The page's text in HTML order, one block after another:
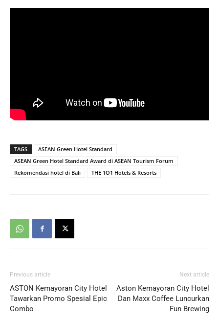
TAGS
ASEAN Green Hotel Standard
ASEAN Green Hotel Standard Award di ASEAN Tourism Forum
Rekomendasi hotel di Bali
THE 1O1 Hotels & Resorts
Previous article
ASTON Kemayoran City Hotel
Tawarkan Promo Spesial Epic
Combo
Next article
Aston Kemayoran City Hotel
Dan Maxx Coffee Luncurkan
Fun Brewing